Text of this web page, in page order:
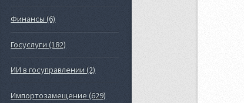
Финансы (6)
Госуслуги (182)
ИИ в госуправлении (2)
Импортозамещение (629)